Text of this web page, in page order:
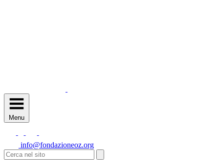
Menu
info@fondazioneoz.org